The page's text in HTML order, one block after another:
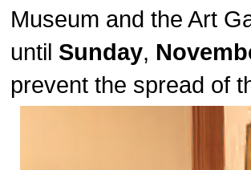
Museum and the Art
until Sunday,
prevent the spread of